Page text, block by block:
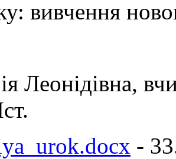
вивчення
Леонідівна,
-